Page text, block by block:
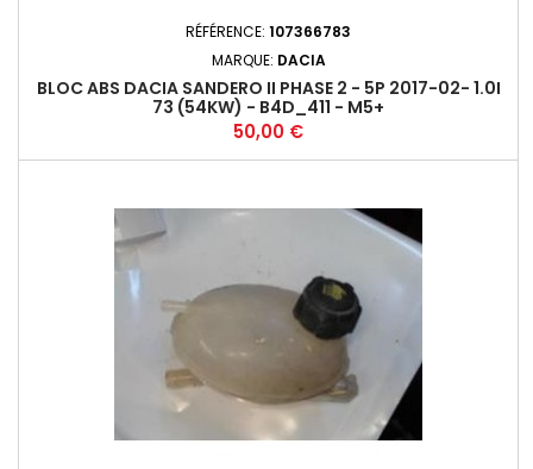
RÉFÉRENCE: 107366783
MARQUE: DACIA
BLOC ABS DACIA SANDERO II PHASE 2 - 5P 2017-02- 1.0I
73 (54KW) - B4D_411 - M5+
Prix
50,00 €